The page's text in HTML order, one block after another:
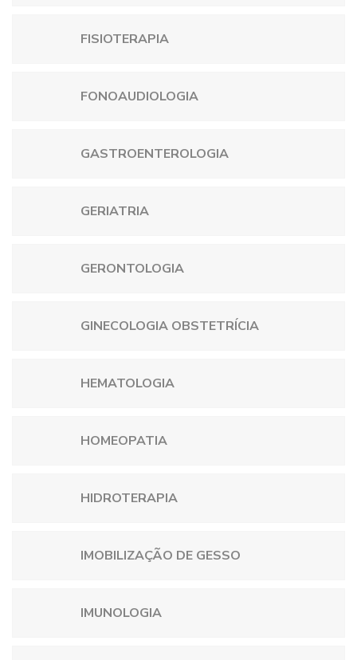
FISIOTERAPIA
FONOAUDIOLOGIA
GASTROENTEROLOGIA
GERIATRIA
GERONTOLOGIA
GINECOLOGIA OBSTETRÍCIA
HEMATOLOGIA
HOMEOPATIA
HIDROTERAPIA
IMOBILIZAÇÃO DE GESSO
IMUNOLOGIA